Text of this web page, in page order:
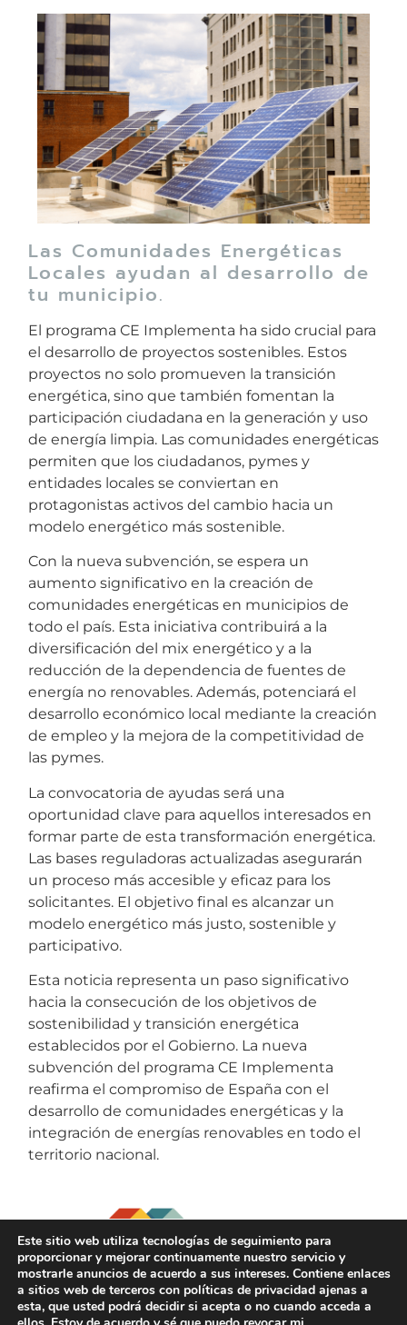
Las Comunidades Energéticas
Locales ayudan al desarrollo de
tu municipio.
El programa CE Implementa ha sido crucial para
el desarrollo de proyectos sostenibles. Estos
proyectos no solo promueven la transición
energética, sino que también fomentan la
participación ciudadana en la generación y uso
de energía limpia. Las comunidades energéticas
permiten que los ciudadanos, pymes y
entidades locales se conviertan en
protagonistas activos del cambio hacia un
modelo energético más sostenible.
Con la nueva subvención, se espera un
aumento significativo en la creación de
comunidades energéticas en municipios de
todo el país. Esta iniciativa contribuirá a la
diversificación del mix energético y a la
reducción de la dependencia de fuentes de
energía no renovables. Además, potenciará el
desarrollo económico local mediante la creación
de empleo y la mejora de la competitividad de
las pymes.
La convocatoria de ayudas será una
oportunidad clave para aquellos interesados en
formar parte de esta transformación energética.
Las bases reguladoras actualizadas asegurarán
un proceso más accesible y eficaz para los
solicitantes. El objetivo final es alcanzar un
modelo energético más justo, sostenible y
participativo.
Esta noticia representa un paso significativo
hacia la consecución de los objetivos de
sostenibilidad y transición energética
establecidos por el Gobierno. La nueva
subvención del programa CE Implementa
reafirma el compromiso de España con el
desarrollo de comunidades energéticas y la
integración de energías renovables en todo el
territorio nacional.
Conoce más
Este sitio web utiliza tecnologías de seguimiento para
proporcionar y mejorar continuamente nuestro servicio y
mostrarle anuncios de acuerdo a sus intereses. Contiene enlaces
a sitios web de terceros con políticas de privacidad ajenas a
esta, que usted podrá decidir si acepta o no cuando acceda a